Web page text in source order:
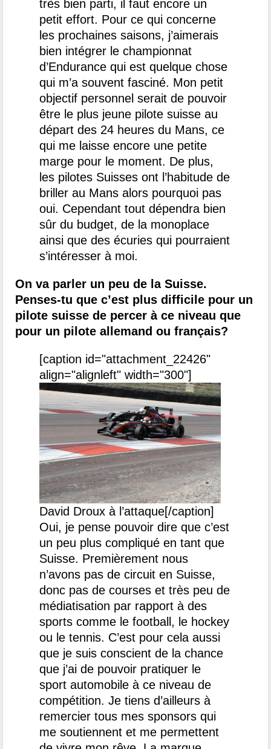
très bien parti, il faut encore un
petit effort. Pour ce qui concerne
les prochaines saisons, j’aimerais
bien intégrer le championnat
d’Endurance qui est quelque chose
qui m’a souvent fasciné. Mon petit
objectif personnel serait de pouvoir
être le plus jeune pilote suisse au
départ des 24 heures du Mans, ce
qui me laisse encore une petite
marge pour le moment. De plus,
les pilotes Suisses ont l’habitude de
briller au Mans alors pourquoi pas
oui. Cependant tout dépendra bien
sûr du budget, de la monoplace
ainsi que des écuries qui pourraient
s’intéresser à moi.
On va parler un peu de la Suisse.
Penses-tu que c’est plus difficile pour un
pilote suisse de percer à ce niveau que
pour un pilote allemand ou français?
[caption id="attachment_22426"
align="alignleft" width="300"]
David Droux à l’attaque[/caption]
Oui, je pense pouvoir dire que c’est
un peu plus compliqué en tant que
Suisse. Premièrement nous
n’avons pas de circuit en Suisse,
donc pas de courses et très peu de
médiatisation par rapport à des
sports comme le football, le hockey
ou le tennis. C’est pour cela aussi
que je suis conscient de la chance
que j’ai de pouvoir pratiquer le
sport automobile à ce niveau de
compétition. Je tiens d’ailleurs à
remercier tous mes sponsors qui
me soutiennent et me permettent